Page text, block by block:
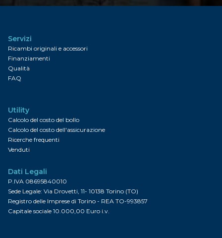
Servizi
Ricambi originali e accessori
Finanziamenti
Qualità
FAQ
Utility
Calcolo del costo del bollo
Calcolo del costo dell'assicurazione
Ricerche frequenti
Venduti
Dati Legali
P.IVA 08695840010
Sede Legale: Via Drovetti, 11- 10138 Torino (TO)
Registro delle Imprese di Torino - REA TO-993857
Capitale sociale 10.000,00 Euro i.v.